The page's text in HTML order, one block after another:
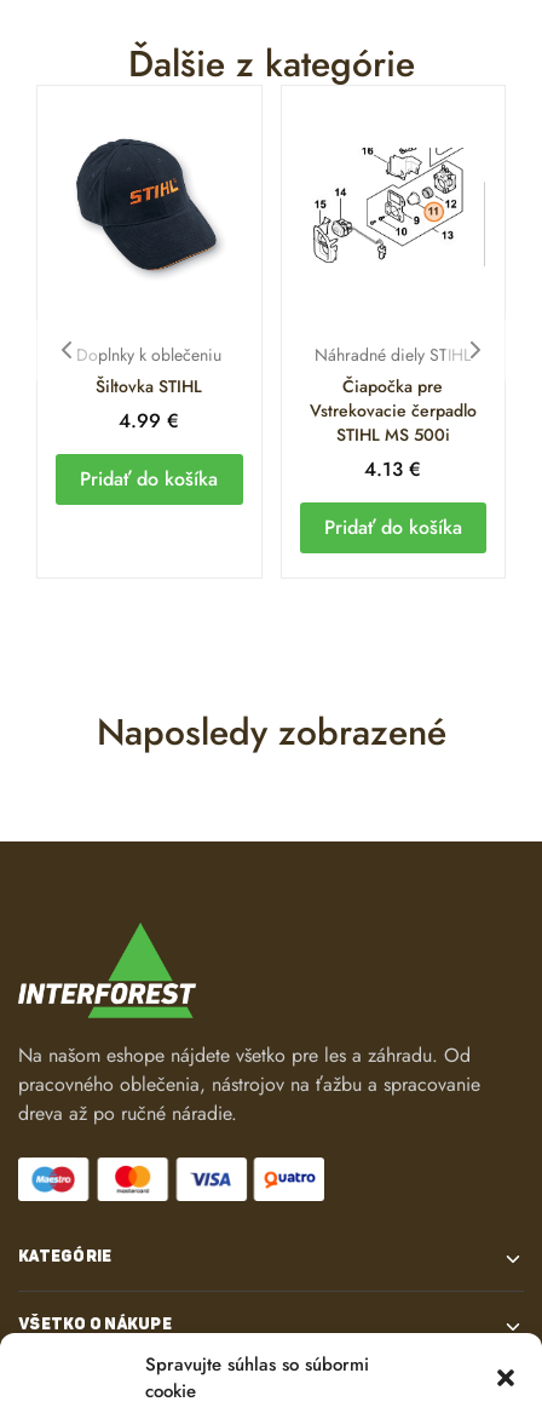
Spravujte súhlas so súbormi
cookie
Ďalšie z kategórie
Doplnky k oblečeniu
Šiltovka STIHL
4.99€
Pridať do košíka
Náhradné diely STIHL
Čiapočka pre
Vstrekovacie čerpadlo
STIHL MS 500i
4.13€
Pridať do košíka
Naposledy zobrazené
Na našom eshope nájdete všetko pre les a záhradu. Od
pracovného oblečenia, nástrojov na ťažbu a spracovanie
dreva až po ručné náradie.
KATEGÓRIE
VŠETKO O NÁKUPE